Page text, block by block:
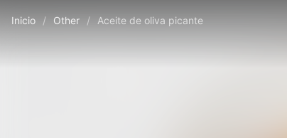
Inicio / Other / Aceite de oliva picante